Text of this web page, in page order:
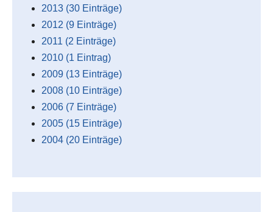
2013 (30 Einträge)
2012 (9 Einträge)
2011 (2 Einträge)
2010 (1 Eintrag)
2009 (13 Einträge)
2008 (10 Einträge)
2006 (7 Einträge)
2005 (15 Einträge)
2004 (20 Einträge)